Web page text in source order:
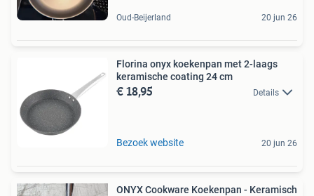
Oud-Beijerland 20 jun 26
Florina onyx koekenpan met 2-laags
keramische coating 24 cm
€ 18,95 Details
Bezoek website 20 jun 26
ONYX Cookware Koekenpan - Keramisch